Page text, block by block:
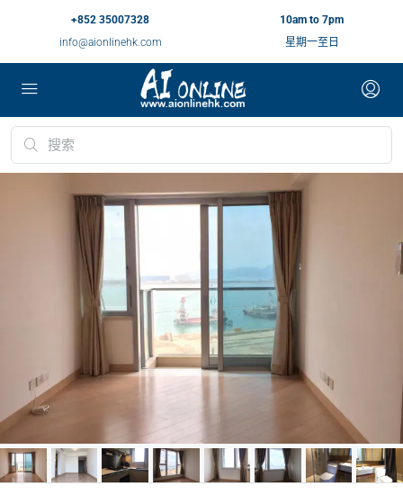
+852 35007328
info@aionlinehk.com
10am to 7pm
星期一至日